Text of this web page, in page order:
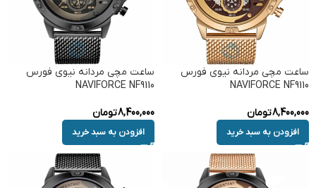
ساعت مچی مردانه نیوی فورس
NAVIFORCE NF9110
8,400,000تومان
افزودن به سبد خرید
ساعت مچی مردانه نیوی فورس
NAVIFORCE NF9110
8,400,000تومان
افزودن به سبد خرید